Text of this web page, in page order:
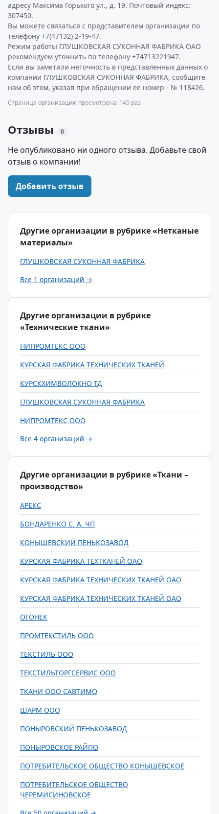
адресу Максима Горького ул., д. 19. Почтовый индекс:
307450.
Вы можете связаться с представителем организации по
телефону +7(47132) 2-19-47.
Режим работы ГЛУШКОВСКАЯ СУКОННАЯ ФАБРИКА ОАО
рекомендуем уточнить по телефону +74713221947.
Если вы заметили неточность в представленных данных о
компании ГЛУШКОВСКАЯ СУКОННАЯ ФАБРИКА, сообщите
нам об этом, указав при обращении ее номер - № 118426.
Страница организации просмотрена: 145 раз
Отзывы 0
Не опубликовано ни одного отзыва. Добавьте свой
отзыв о компании!
Добавить отзыв
Другие организации в рубрике «Нетканые
материалы»
ГЛУШКОВСКАЯ СУКОННАЯ ФАБРИКА
Все 1 организаций →
Другие организации в рубрике
«Технические ткани»
НИПРОМТЕКС ООО
КУРСКАЯ ФАБРИКА ТЕХНИЧЕСКИХ ТКАНЕЙ
КУРСКХИМВОЛОКНО ТД
ГЛУШКОВСКАЯ СУКОННАЯ ФАБРИКА
НИПРОМТЕКС ООО
Все 4 организаций →
Другие организации в рубрике «Ткани –
производство»
АРЕКС
БОНДАРЕНКО С. А. ЧП
КОНЫШЕВСКИЙ ПЕНЬКОЗАВОД
КУРСКАЯ ФАБРИКА ТЕХТКАНЕЙ ОАО
КУРСКАЯ ФАБРИКА ТЕХНИЧЕСКИХ ТКАНЕЙ ОАО
КУРСКАЯ ФАБРИКА ТЕХНИЧЕСКИХ ТКАНЕЙ ОАО
ОГОНЕК
ПРОМТЕКСТИЛЬ ООО
ТЕКСТИЛЬ ООО
ТЕКСТИЛЬТОРГСЕРВИС ООО
ТКАНИ ООО САВТИМО
ШАРМ ООО
ПОНЫРОВСКИЙ ПЕНЬКОЗАВОД
ПОНЫРОВСКОЕ РАЙПО
ПОТРЕБИТЕЛЬСКОЕ ОБЩЕСТВО КОНЫШЕВСКОЕ
ПОТРЕБИТЕЛЬСКОЕ ОБЩЕСТВО
ЧЕРЕМИСИНОВСКОЕ